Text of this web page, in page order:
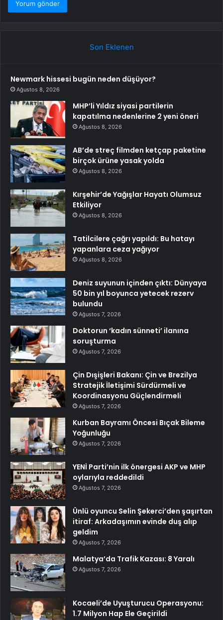
Son Eklenen
Newmark hissesi bugün neden düşüyor?
Ağustos 8, 2026
MHP’li Yıldız siyasi partilerin
kapatılma nedenlerine 2 yeni öneri
Ağustos 8, 2026
AB’de streç filmden ketçap paketine
birçok ürüne yasak yolda
Ağustos 8, 2026
Kırşehir’de Yağışlar Hayatı Olumsuz
Etkiliyor
Ağustos 8, 2026
Tatilcilere çağrı yapıldı: Bu hatayı
yapanlara ceza yağıyor
Ağustos 8, 2026
Deniz suyunun içinden çıktı: Dünyaya
50 bin yıl boyunca yetecek rezerv
bulundu
Ağustos 7, 2026
Doktorun ‘kadın sünneti’ ilanına
soruşturma
Ağustos 7, 2026
Çin Dışişleri Bakanı: Çin ve Brezilya
Stratejik İletişimi Sürdürmeli ve
Koordinasyonu Güçlendirmeli
Ağustos 7, 2026
Kurban Bayramı Öncesi Bıçak Bileme
Yoğunluğu
Ağustos 7, 2026
YENİ Parti’nin ilk önergesi AKP ve MHP
oylarıyla reddedildi
Ağustos 7, 2026
Ünlü oyuncu Selin Şekerci’den şaşırtan
itiraf: Arkadaşımın evinde duş alıp
geldim
Ağustos 7, 2026
Malatya’da Trafik Kazası: 8 Yaralı
Ağustos 7, 2026
Kocaeli’de Uyuşturucu Operasyonu:
1.7 Milyon Hap Ele Geçirildi